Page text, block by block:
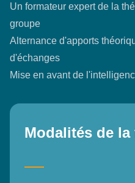
Un formateur expert de la
groupe
Alternance d'apports
d'échanges
Mise en avant de
Modalités de